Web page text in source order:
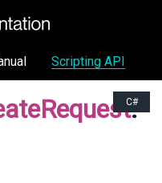
Scripting API
C#
.